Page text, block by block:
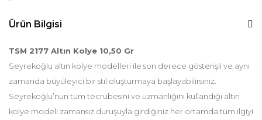
Ürün Bilgisi
TSM 2177 Altın Kolye 10,50 Gr
Seyrekoğlu altın kolye modelleri ile son derece gösterişli ve aynı
zamanda büyüleyici bir stil oluşturmaya başlayabilirsiniz.
Seyrekoğlu’nun tüm tecrübesini ve uzmanlığını kullandığı altın
kolye modeli zamansız duruşuyla girdiğiniz her ortamda tüm ilgiyi